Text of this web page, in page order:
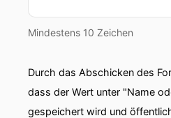
Mindestens 10 Zeichen
Durch das Abschicken des
dass der Wert unter "Name
gespeichert wird und